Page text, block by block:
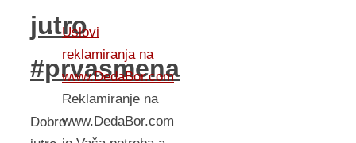
jutro
#prvasmena
Dobro
Uslovi
reklamiranja na
www.DedaBor.com
Reklamiranje na
www.DedaBor.com